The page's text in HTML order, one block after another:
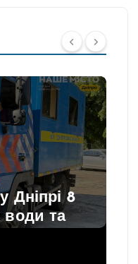
Дніпрі 8
води та